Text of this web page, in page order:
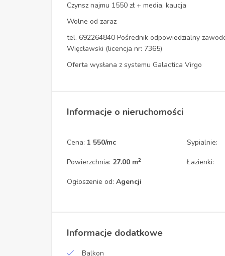
Czynsz najmu 1550 zł + media, kaucja
Wolne od zaraz
tel. 692264840 Pośrednik odpowiedzialny
Więcławski (licencja nr: 7365)
Oferta wysłana z systemu Galactica Virgo
Informacje o nieruchomości
Cena: 1 550/mc
Powierzchnia: 27.00 m2
Ogłoszenie od: Agencji
Sypialnie:
Łazienki:
Informacje dodatkowe
Balkon